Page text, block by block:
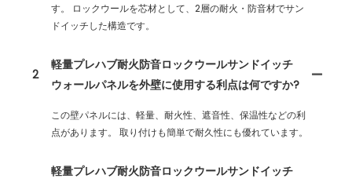
す。 ロックウールを芯材として、2層の耐火・防音材でサン
ドイッチした構造です。
2
軽量プレハブ耐火防音ロックウールサンドイッチ
ウォールパネルを外壁に使用する利点は何ですか?
この壁パネルには、軽量、耐火性、遮音性、保温性などの利
点があります。 取り付けも簡単で耐久性にも優れています。
軽量プレハブ耐火防音ロックウールサンドイッチ